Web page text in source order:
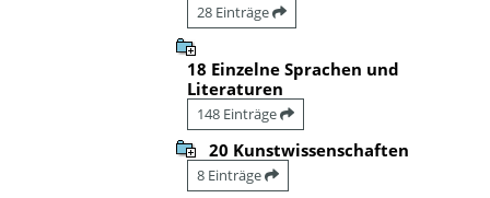
28 Einträge
18 Einzelne Sprachen und
Literaturen
148 Einträge
20 Kunstwissenschaften
8 Einträge